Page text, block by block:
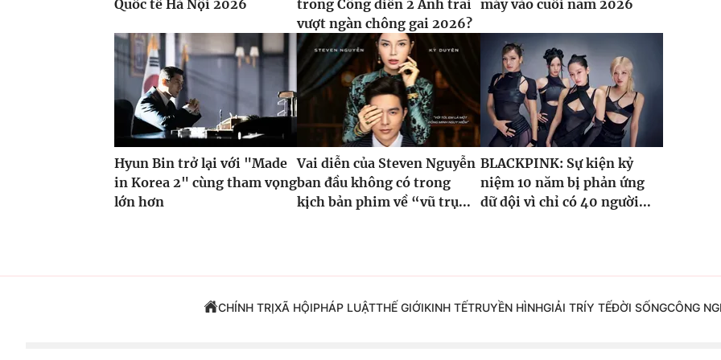
Quốc tế Hà Nội 2026
trong Công diễn 2 Anh trai
vượt ngàn chông gai 2026?
máy vào cuối năm 2026
Hyun Bin trở lại với "Made
in Korea 2" cùng tham vọng
lớn hơn
Vai diễn của Steven Nguyễn
ban đầu không có trong
kịch bản phim về “vũ trụ...
BLACKPINK: Sự kiện kỷ
niệm 10 năm bị phản ứng
dữ dội vì chỉ có 40 người...
CHÍNH TRỊXÃ HỘIPHÁP LUẬTTHẾ GIỚIKINH TẾTRUYỀN HÌNHGIẢI TRÍY TẾĐỜI SỐNGCÔNG